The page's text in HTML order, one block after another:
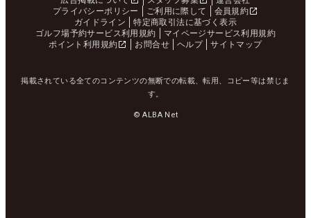
プライバシーポリシー
ご利用に際して
会員規約
ガイドライン
特定商取引法に基づく表示
ゴルフ場予約サービス利用規約
マイページサービス利用規約
ポイント利用規約
お問合せ ヘルプ サイトマップ
掲載されている全てのコンテンツの無断での転載、転用、コピー等は禁じま
す。
© ALBA Net